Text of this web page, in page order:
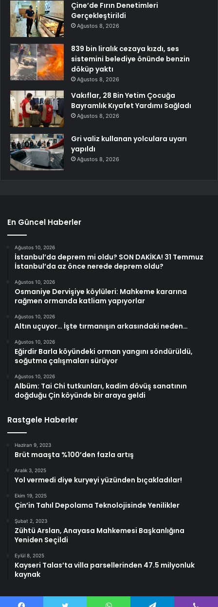
Çine’de Fırın Denetimleri
Gerçekleştirildi
Ağustos 8, 2026
839 bin liralık cezaya kızdı, ses
sistemini belediye önünde benzin
döküp yaktı
Ağustos 8, 2026
Vakıflar, 28 Bin Yetim Çocuğa
Bayramlık Kıyafet Yardımı Sağladı
Ağustos 8, 2026
Gri valiz kullanan yolculara uyarı
yapıldı
Ağustos 8, 2026
En Güncel Haberler
Ağustos 10, 2026
İstanbul’da deprem mi oldu? SON DAKİKA! 31 Temmuz
İstanbul’da az önce nerede deprem oldu?
Ağustos 10, 2026
Osmaniye Dervişiye köylüleri: Mahkeme kararına
rağmen ormanda katliam yapıyorlar
Ağustos 10, 2026
Altın uçuyor… İşte tırmanışın arkasındaki neden…
Ağustos 10, 2026
Eğirdir Barla köyündeki orman yangını söndürüldü,
soğutma çalışmaları sürüyor
Ağustos 10, 2026
Albüm: Tai Chi tutkunları, kadim dövüş sanatının
doğduğu Çin köyünde bir araya geldi
Rastgele Haberler
Haziran 9, 2023
Brüt maaşta %100’den fazla artış
Aralık 3, 2025
Yol vermedi diye kuryeyi yüzünden bıçakladılar!
Ekim 19, 2025
Çin’in Tahıl Depolama Teknolojisinde Yenilikler
Şubat 2, 2023
Zühtü Arslan, Anayasa Mahkemesi Başkanlığına
Yeniden Seçildi
Eylül 8, 2025
Kayseri Talas’ta villa parsellerinden 47.5 milyonluk
kaynak